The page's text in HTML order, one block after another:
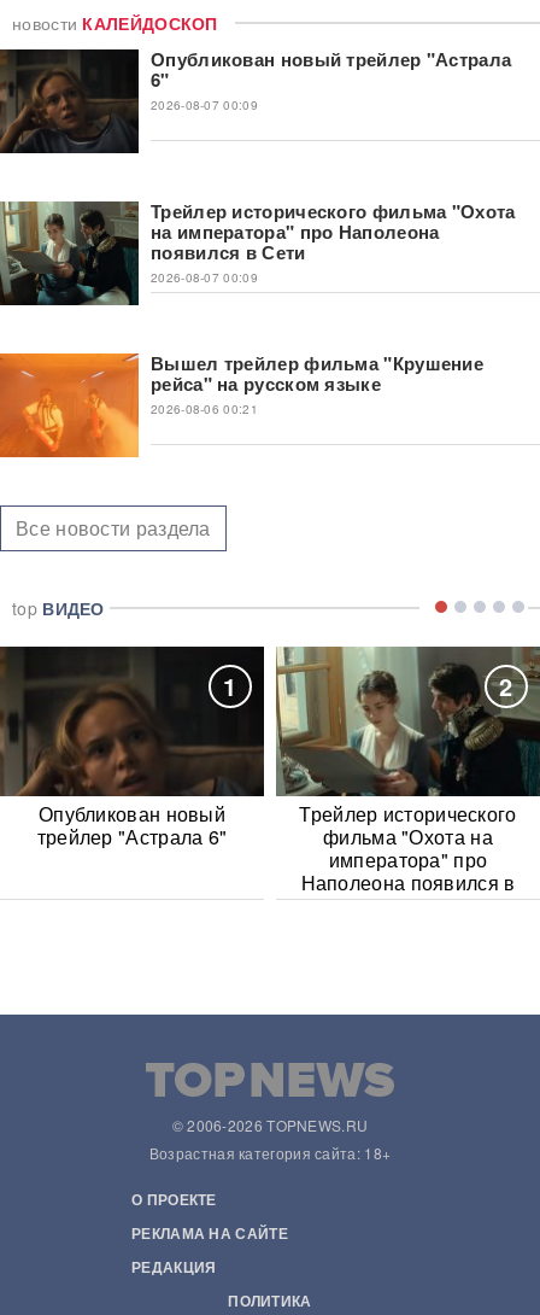
новости КАЛЕЙДОСКОП
Опубликован новый трейлер "Астрала
6"
2026-08-07 00:09
Трейлер исторического фильма "Охота
на императора" про Наполеона
появился в Сети
2026-08-07 00:09
Вышел трейлер фильма "Крушение
рейса" на русском языке
2026-08-06 00:21
Все новости раздела
top ВИДЕО
1
Опубликован новый
трейлер "Астрала 6"
2
Трейлер исторического
фильма "Охота на
императора" про
Наполеона появился в
Сети
© 2006-2026 TOPNEWS.RU
Возрастная категория сайта: 18+
О ПРОЕКТЕ
РЕКЛАМА НА САЙТЕ
РЕДАКЦИЯ
ПОЛИТИКА